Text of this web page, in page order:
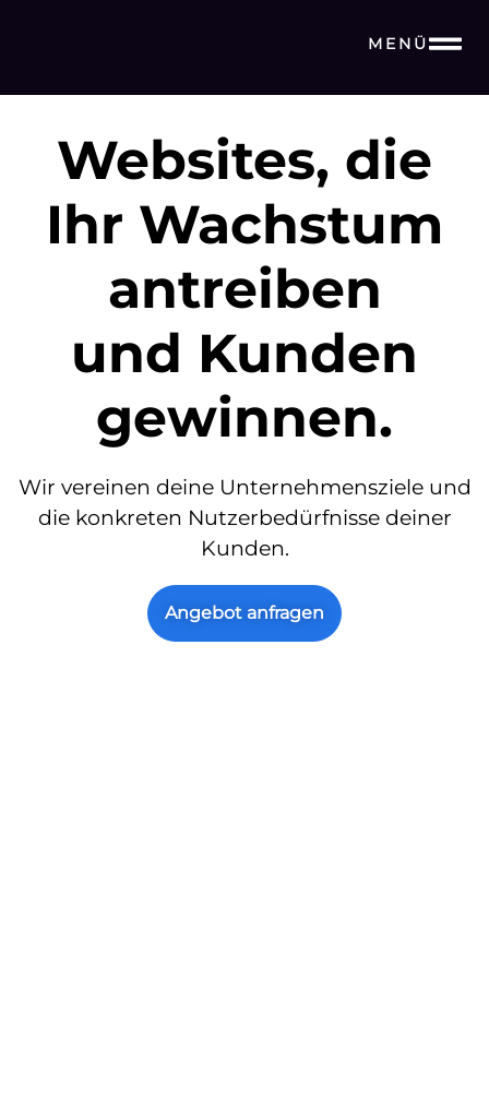
MENÜ
Websites, die
Ihr Wachstum
antreiben
und Kunden
gewinnen.
Wir vereinen deine Unternehmensziele und
die konkreten Nutzerbedürfnisse deiner
Kunden.
Angebot anfragen